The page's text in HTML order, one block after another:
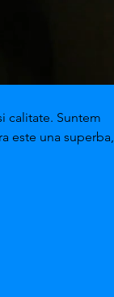
calitate. Suntem
este una superba,